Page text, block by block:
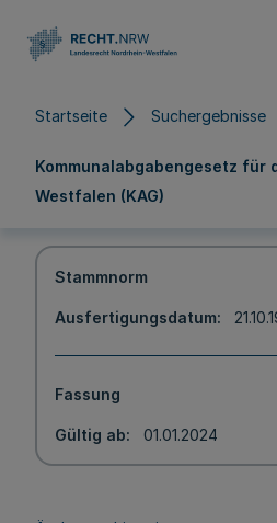
Startseite Suchergebnisse
Kommunalabgabengesetz für
Westfalen (KAG)
Stammnorm
Ausfertigungsdatum
Fassung
Gültig ab 01.01.2024